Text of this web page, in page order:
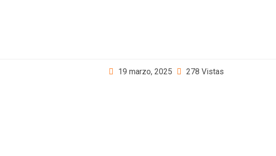
19 marzo, 2025 278 Vistas